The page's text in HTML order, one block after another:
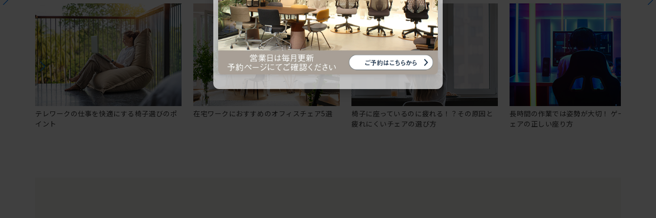
テレワークの仕事を快適にする椅子選びのポ
イント
在宅ワークにおすすめのオフィスチェア5選
椅子に座っているのに疲れる！？その原因と
疲れにくいチェアの選び方
長時間の作業では姿勢が大切！ ゲーミングチ
ェアの正しい座り方